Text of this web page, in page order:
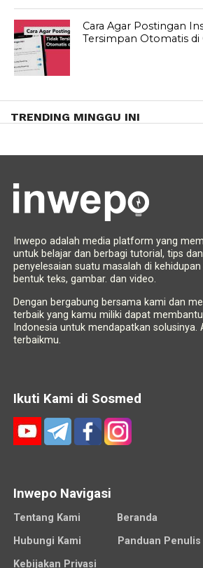
Cara Agar Postingan
Tersimpan Otomatis di
TRENDING MINGGU INI
Inwepo adalah media platform yang
untuk belajar dan berbagi tutorial, tips
penyelesaian suatu masalah di
bentuk teks, gambar. dan video.
Dengan bergabung bersama kami dan
terbaik yang kamu miliki dapat
Indonesia untuk mendapatkan solusinya.
terbaikmu.
Ikuti Kami di Sosmed
Inwepo Navigasi
Tentang Kami
Beranda
Hubungi Kami
Panduan Penulis
Kebijakan Privasi